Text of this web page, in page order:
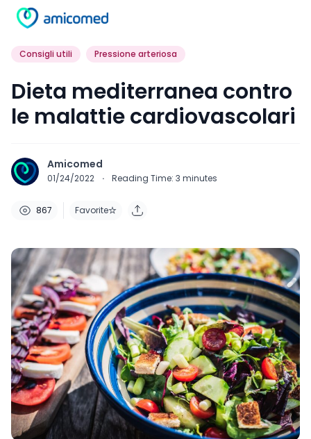
Consigli utili Pressione arteriosa
Dieta mediterranea contro
le malattie cardiovascolari
Amicomed
01/24/2022 · Reading Time: 3 minutes
867 Favorite